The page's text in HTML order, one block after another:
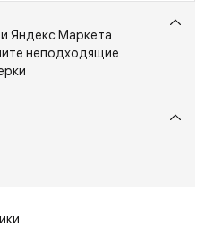
Яндекс Маркета
неподходящие